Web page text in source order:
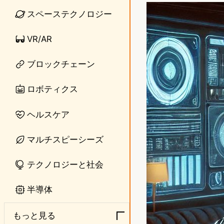
スペーステクノロジー
VR/AR
ブロックチェーン
ロボティクス
ヘルスケア
マルチスピーシーズ
テクノロジーと社会
半導体
もっと見る
e
s
t
o
d
o
n